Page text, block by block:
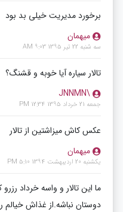
برخورد مدیریت خیلی بد بود
میهمان
سه شنبه 22 تیر 1395 9:03 AM
تالار سیاره آیا خوبه و قشنگ؟
\JNNMN
جمعه 21 خرداد 1395 12:34 PM
عکس کاش میزاشتین از تالار
میهمان
یکشنبه 20 اردیبهشت 1394 5:10 PM
ما این تالار و واسه خرداد
دوستان نباشه.از غذاش